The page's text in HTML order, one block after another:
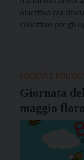
obiettivo era
collettivo per gli
Giornata
maggio
aprono le